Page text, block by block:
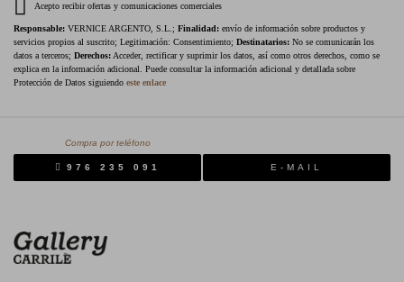
Acepto recibir ofertas y comunicaciones comerciales
Responsable: VERNICE ARGENTO, S.L.; Finalidad: envío de información sobre productos y
servicios propios al suscrito; Legitimación: Consentimiento; Destinatarios: No se comunicarán los
datos a terceros; Derechos: Acceder, rectificar y suprimir los datos, así como otros derechos, como se
explica en la información adicional. Puede consultar la información adicional y detallada sobre
Protección de Datos siguiendo este enlace
Compra por teléfono
976 235 091 E-MAIL